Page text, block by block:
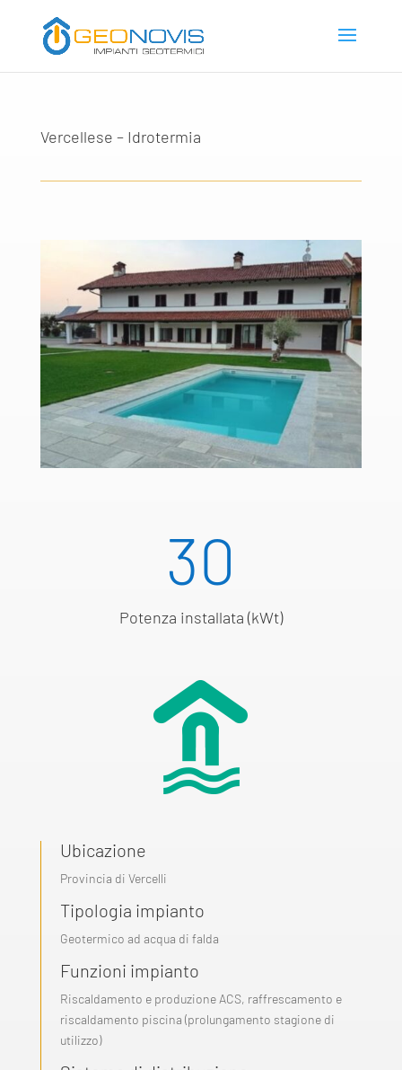
Vercellese – Idrotermia
30
Potenza installata (kWt)
Ubicazione
Provincia di Vercelli
Tipologia impianto
Geotermico ad acqua di falda
Funzioni impianto
Riscaldamento e produzione ACS, raffrescamento e
riscaldamento piscina (prolungamento stagione di
utilizzo)